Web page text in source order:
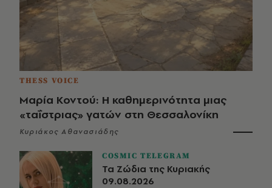
THESS VOICE
Μαρία Κοντού: Η καθημερινότητα μιας
«ταΐστριας» γατών στη Θεσσαλονίκη
Κυριάκος Αθανασιάδης
COSMIC TELEGRAM
Τα Ζώδια της Κυριακής
09.08.2026